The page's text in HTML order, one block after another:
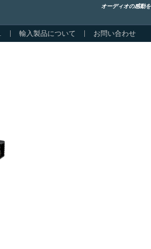
オーディオの感動
輸入製品について お問い合わせ